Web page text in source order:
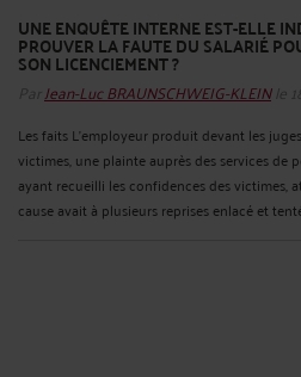
UNE ENQUÊTE INTERNE EST-ELLE
PROUVER LA FAUTE DU SALARIÉ
SON LICENCIEMENT ?
Par Jean-Luc BRAUNSCHWEIG-KLEINle
Les faits L’employeur produit devant les
victimes, une plainte auprès des services de
ayant recueilli les confidences des victimes,
cause avait à plusieurs reprises enlacé et